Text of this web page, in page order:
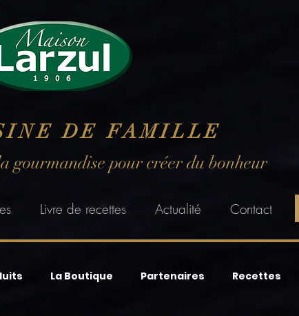
DE FAMILLE
gourmandise pour créer du bonheur
Livre de recettes Actualité Contact
La Boutique Partenaires Recettes